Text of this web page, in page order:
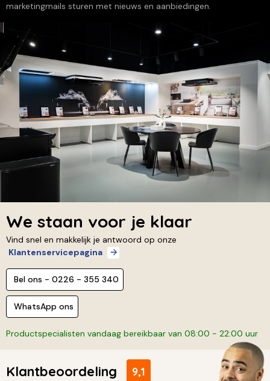
marketingmails sturen met nieuws en aanbiedingen.
We staan voor je klaar
Vind snel en makkelijk je antwoord op onze
Klantenservicepagina
Bel ons - 0226 - 355 340
WhatsApp ons
Productspecialisten vandaag bereikbaar van 08:00 - 22:00 uur
Klantbeoordeling 9,1